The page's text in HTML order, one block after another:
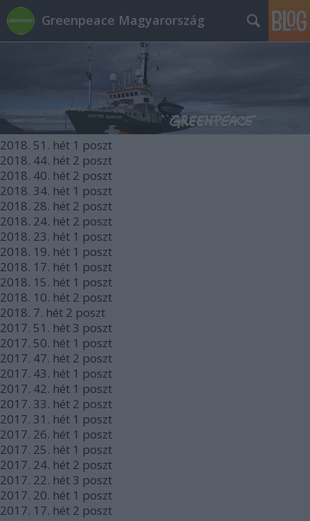
Greenpeace Magyarország
2018. 51. hét 1 poszt
2018. 44. hét 2 poszt
2018. 40. hét 2 poszt
2018. 34. hét 1 poszt
2018. 28. hét 2 poszt
2018. 24. hét 2 poszt
2018. 23. hét 1 poszt
2018. 19. hét 1 poszt
2018. 17. hét 1 poszt
2018. 15. hét 1 poszt
2018. 10. hét 2 poszt
2018. 7. hét 2 poszt
2017. 51. hét 3 poszt
2017. 50. hét 1 poszt
2017. 47. hét 2 poszt
2017. 43. hét 1 poszt
2017. 42. hét 1 poszt
2017. 33. hét 2 poszt
2017. 31. hét 1 poszt
2017. 26. hét 1 poszt
2017. 25. hét 1 poszt
2017. 24. hét 2 poszt
2017. 22. hét 3 poszt
2017. 20. hét 1 poszt
2017. 17. hét 2 poszt